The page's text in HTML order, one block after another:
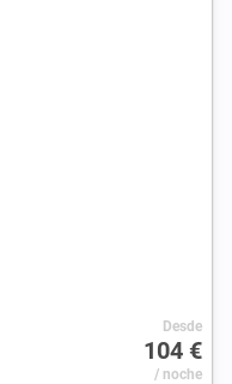
Desde
104 €
/ noche